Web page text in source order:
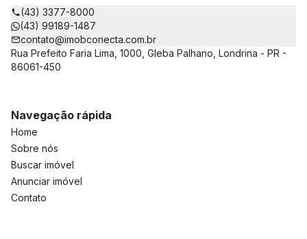
(43) 3377-8000
(43) 99189-1487
contato@imobconecta.com.br
Rua Prefeito Faria Lima, 1000, Gleba Palhano, Londrina - PR -
86061-450
Navegação rápida
Home
Sobre nós
Buscar imóvel
Anunciar imóvel
Contato